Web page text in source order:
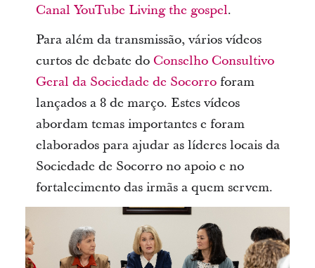
Canal YouTube Living the gospel.
Para além da transmissão, vários vídeos
curtos de debate do Conselho Consultivo
Geral da Sociedade de Socorroforam
lançados a 8 de março. Estes vídeos
abordam temas importantes e foram
elaborados para ajudar as líderes locais da
Sociedade de Socorro no apoio e no
fortalecimento das irmãs a quem servem.